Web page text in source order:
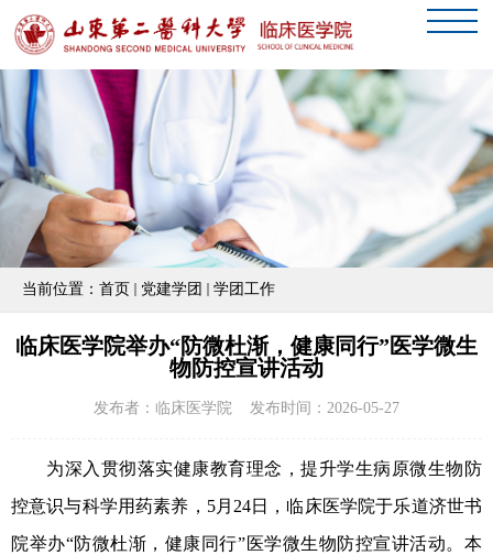
当前位置： 首页 党建学团 学团工作
临床医学院举办“防微杜渐，健康同行”医学微生
物防控宣讲活动
发布者：临床医学院 发布时间：2026-05-27
为深入贯彻落实健康教育理念，提升学生病原微生物防
控意识与科学用药素养 ， 5月24日，临床医学院于乐道济世书
院举办“防微杜渐，健康同行”医学微生物防控宣讲活动。本